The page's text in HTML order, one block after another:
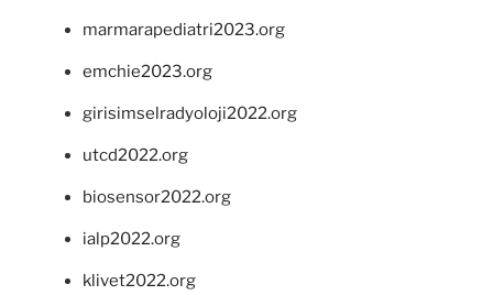
marmarapediatri2023.org
emchie2023.org
girisimselradyoloji2022.org
utcd2022.org
biosensor2022.org
ialp2022.org
klivet2022.org